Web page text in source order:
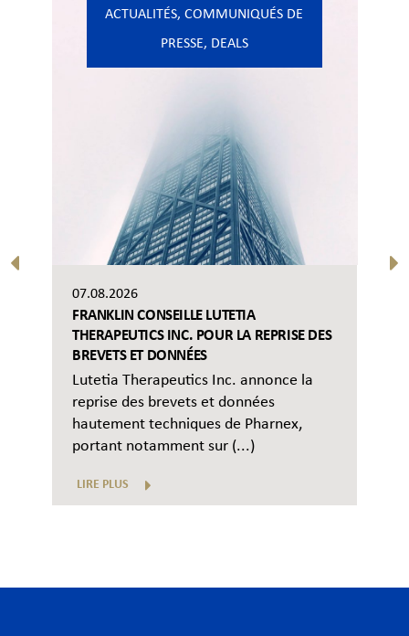
ACTUALITÉS,COMMUNIQUÉS DE
PRESSE, DEALS
07.08.2026
FRANKLIN CONSEILLE LUTETIA
THERAPEUTICS INC. POUR LA REPRISE DES
BREVETS ET DONNÉES
Lutetia Therapeutics Inc. annonce la
reprise des brevets et données
hautement techniques de Pharnex,
portant notamment sur (...)
LIRE PLUS